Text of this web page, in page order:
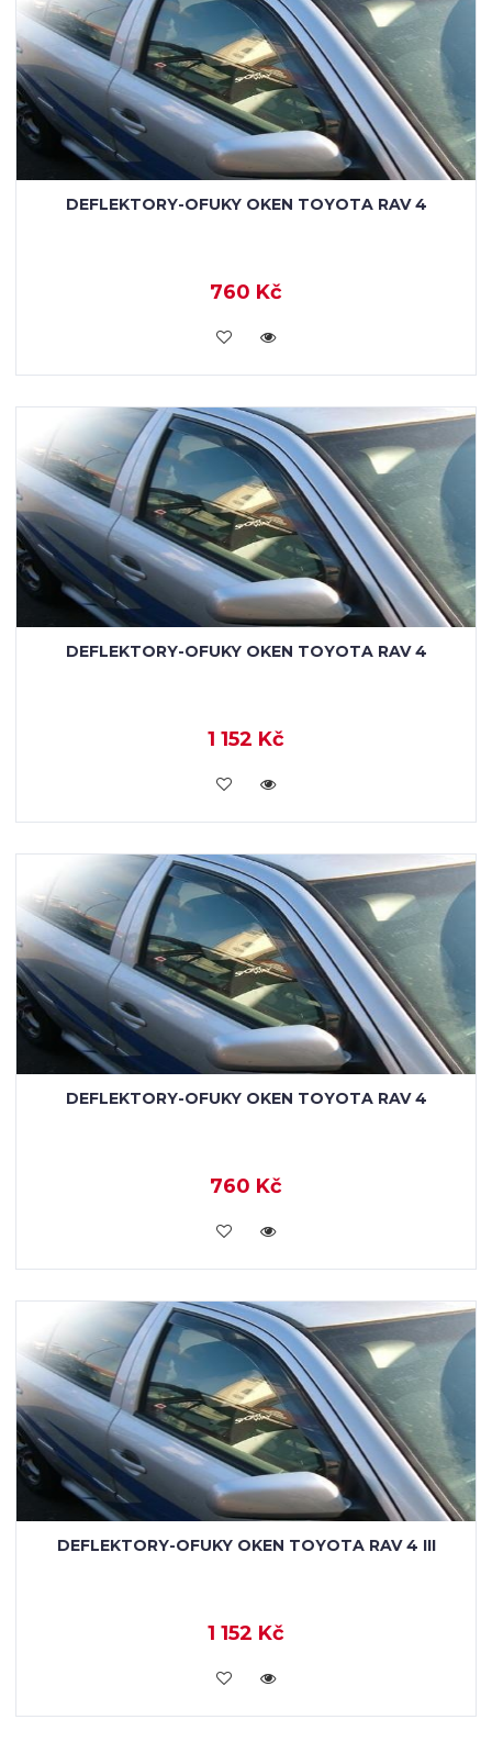
DEFLEKTORY-OFUKY OKEN TOYOTA RAV 4
760 Kč
KOUPIT
DEFLEKTORY-OFUKY OKEN TOYOTA RAV 4
1 152 Kč
KOUPIT
DEFLEKTORY-OFUKY OKEN TOYOTA RAV 4
760 Kč
KOUPIT
DEFLEKTORY-OFUKY OKEN TOYOTA RAV 4 III
1 152 Kč
KOUPIT